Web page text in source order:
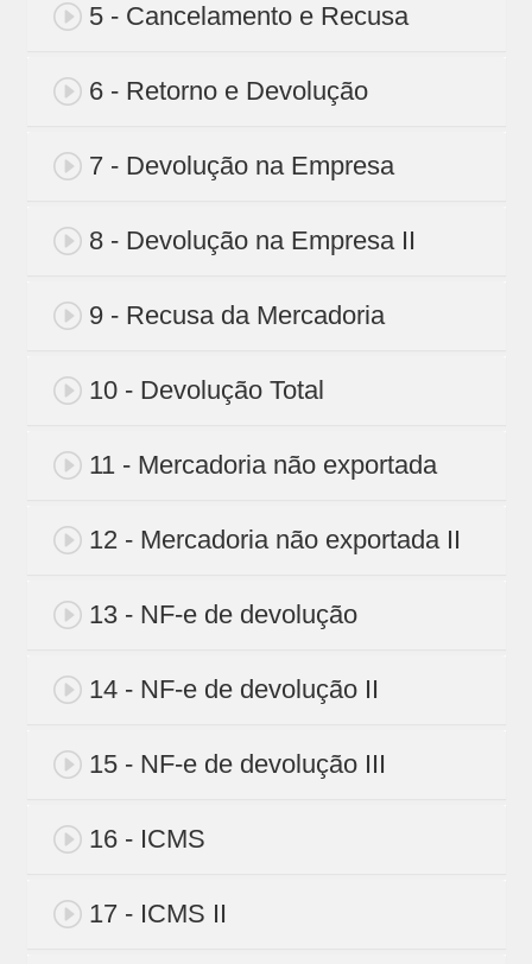
5 - Cancelamento e Recusa
6 - Retorno e Devolução
7 - Devolução na Empresa
8 - Devolução na Empresa II
9 - Recusa da Mercadoria
10 - Devolução Total
11 - Mercadoria não exportada
12 - Mercadoria não exportada II
13 - NF-e de devolução
14 - NF-e de devolução II
15 - NF-e de devolução III
16 - ICMS
17 - ICMS II